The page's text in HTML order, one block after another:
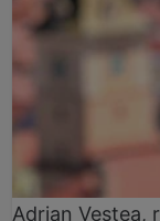
Adrian Veștea,